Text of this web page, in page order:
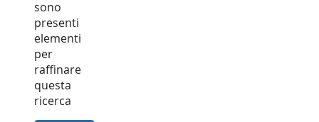
sono
presenti
elementi
per
raffinare
questa
ricerca